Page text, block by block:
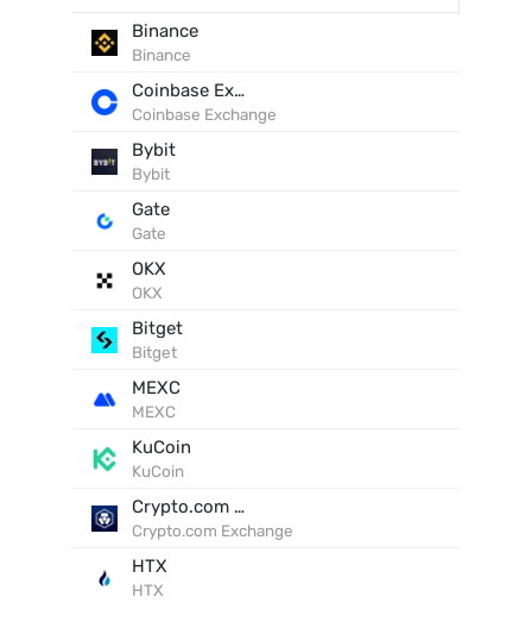
Binance
Binance
Coinbase Exchange
Coinbase Exchange
Bybit
Bybit
Gate
Gate
OKX
OKX
Bitget
Bitget
MEXC
MEXC
KuCoin
KuCoin
Crypto.com Exchange
Crypto.com Exchange
HTX
HTX